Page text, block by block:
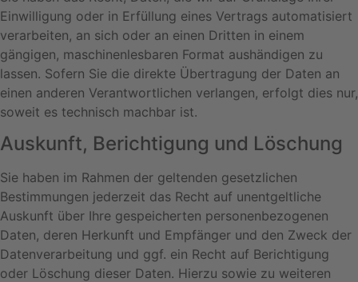
Einwilligung oder in Erfüllung eines Vertrags automatisiert
verarbeiten, an sich oder an einen Dritten in einem
gängigen, maschinenlesbaren Format aushändigen zu
lassen. Sofern Sie die direkte Übertragung der Daten an
einen anderen Verantwortlichen verlangen, erfolgt dies nur,
soweit es technisch machbar ist.
Auskunft, Berichtigung und Löschung
Sie haben im Rahmen der geltenden gesetzlichen
Bestimmungen jederzeit das Recht auf unentgeltliche
Auskunft über Ihre gespeicherten personenbezogenen
Daten, deren Herkunft und Empfänger und den Zweck der
Datenverarbeitung und ggf. ein Recht auf Berichtigung
oder Löschung dieser Daten. Hierzu sowie zu weiteren